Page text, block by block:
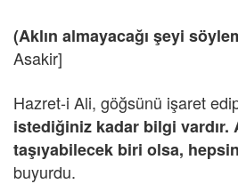
(Aklın almayacağı şeyi
Asakir]
Hazret-i Ali, göğsünü işaret
istediğiniz kadar bilgi vardır.
taşıyabilecek biri olsa,
buyurdu.